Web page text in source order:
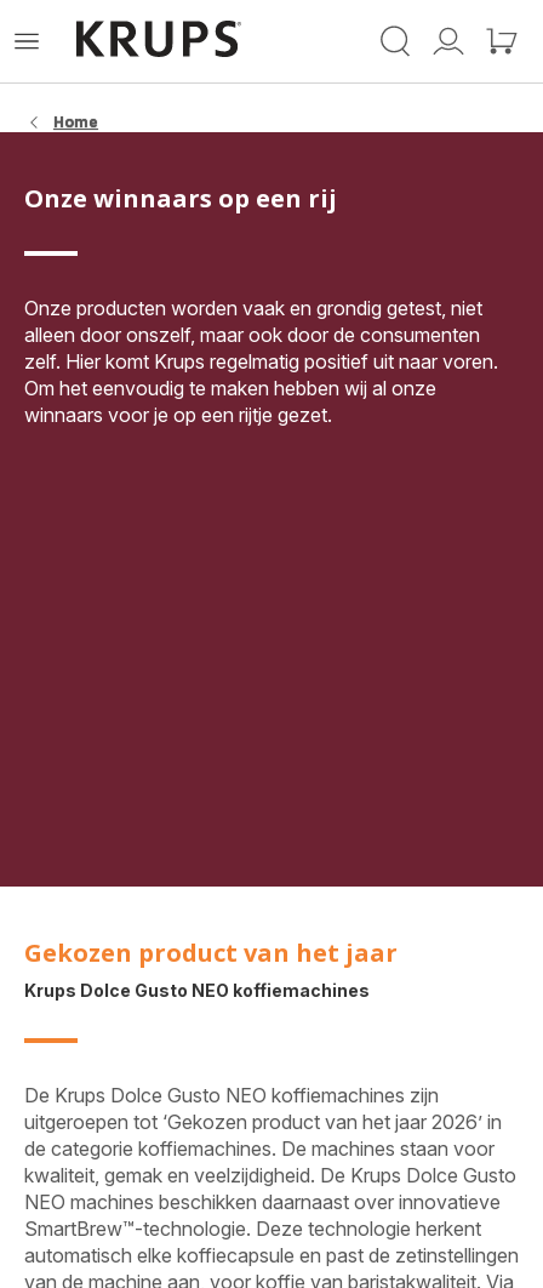
Mijn
Mijn
Open
Home
Onze winnaars op een rij
Onze producten worden vaak en grondig getest, niet
alleen door onszelf, maar ook door de consumenten
zelf. Hier komt Krups regelmatig positief uit naar voren.
Om het eenvoudig te maken hebben wij al onze
winnaars voor je op een rijtje gezet.
Gekozen product van het jaar
Krups Dolce Gusto NEO koffiemachines
De Krups Dolce Gusto NEO koffiemachines zijn
uitgeroepen tot ‘Gekozen product van het jaar 2026’ in
de categorie koffiemachines. De machines staan voor
kwaliteit, gemak en veelzijdigheid. De Krups Dolce Gusto
NEO machines beschikken daarnaast over innovatieve
SmartBrew™-technologie. Deze technologie herkent
automatisch elke koffiecapsule en past de zetinstellingen
van de machine aan, voor koffie van baristakwaliteit. Via